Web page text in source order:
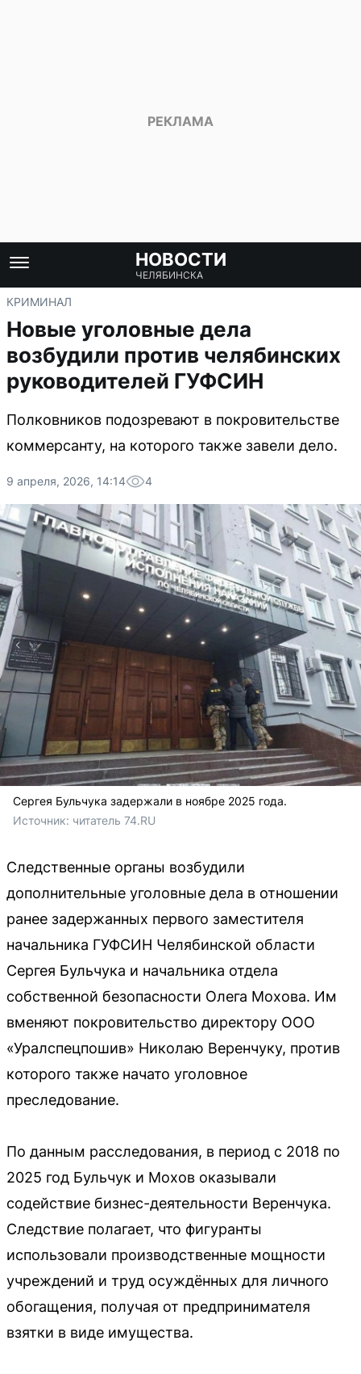
НОВОСТИ
ЧЕЛЯБИНСКА
КРИМИНАЛ
Новые уголовные дела
возбудили против челябинских
руководителей ГУФСИН
Полковников подозревают в покровительстве
коммерсанту, на которого также завели дело.
9 апреля, 2026, 14:14 4
Сергея Бульчука задержали в ноябре 2025 года.
Источник: читатель 74.RU
Следственные органы возбудили
дополнительные уголовные дела в отношении
ранее задержанных первого заместителя
начальника ГУФСИН Челябинской области
Сергея Бульчука и начальника отдела
собственной безопасности Олега Мохова. Им
вменяют покровительство директору ООО
«Уралспецпошив» Николаю Веренчуку, против
которого также начато уголовное
преследование.
По данным расследования, в период с 2018 по
2025 год Бульчук и Мохов оказывали
содействие бизнес-деятельности Веренчука.
Следствие полагает, что фигуранты
использовали производственные мощности
учреждений и труд осуждённых для личного
обогащения, получая от предпринимателя
взятки в виде имущества.